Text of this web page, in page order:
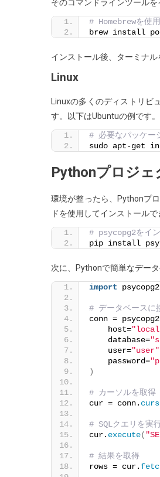
そのコマンドラインツールを
# Homebrewを使
brew install
インストール後、ターミナ
Linux
Linuxの多くのディストリ
す。以下はUbuntuの例です。
# 必要なパッケー
sudo apt-get
Pythonプロジェ
環境が整ったら、Pythonプ
ドを使用してインストールで
# psycopg2をイ
pip install
次に、Pythonで簡単なデー
import psycopg2
# データベースに
conn =
    host=
    database=
    user=
"user"
    password=
)
# カーソルを取得
cur = conn.
# SQLクエリを実
cur. execute(
# 結果を取得
rows = cur.